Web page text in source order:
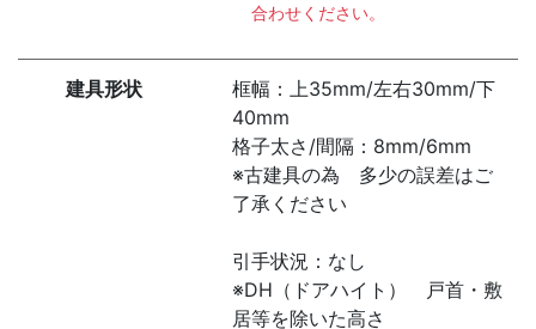
合わせください。
建具形状
框幅：上35mm/左右30mm/下
40mm
格子太さ/間隔：8mm/6mm
※古建具の為 多少の誤差はご
了承ください
引手状況：なし
※DH（ドアハイト） 戸首・敷
居等を除いた高さ